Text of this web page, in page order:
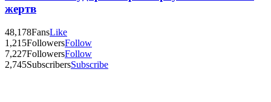
жертв
48,178FansLike
1,215FollowersFollow
7,227FollowersFollow
2,745SubscribersSubscribe